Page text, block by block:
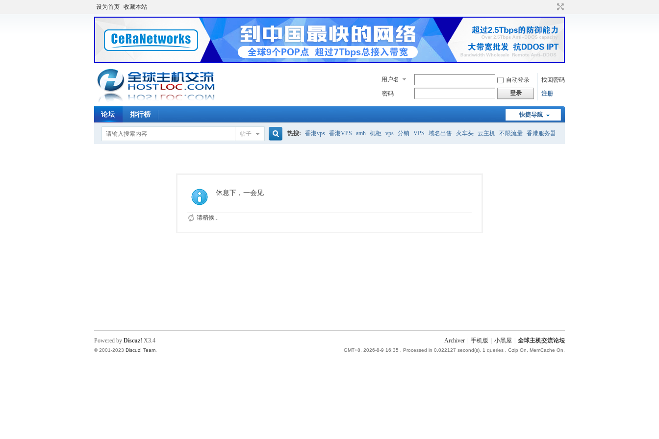
设为首页 收藏本站
用户名 自动登录
找回密码
密码
登录 注册
快捷导航
论坛 排行榜
帖子 热搜: 香港vps 香港VPS amh 机柜 vps 分销 VPS 域名出售 火车头 云主机 不限流量 香港服务器
休息下，一会见
请稍候...
Archiver 手机版 小黑屋 全球主机交流论坛
GMT+8, 2026-8-9 16:35 , Processed in 0.022127 second(s), 1 queries , Gzip On, MemCache On.
Powered by Discuz! X3.4
© 2001-2023 Discuz! Team